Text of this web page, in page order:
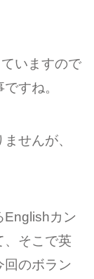
いますので
すね。
せんが、
Englishカン
、そこで英
回のボラン